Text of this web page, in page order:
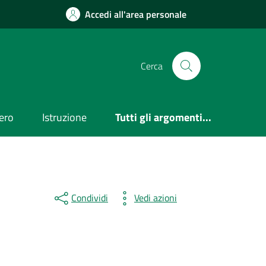
Accedi all'area personale
Cerca
Istruzione Tutti gli argomenti...
Condividi Vedi azioni